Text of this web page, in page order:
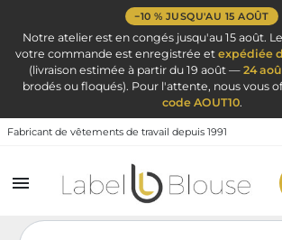
−10 % JUSQU'AU 15 AOÛT
Notre atelier est en congés jusqu'au 15 août.
votre commande est enregistrée et expédiée
(livraison estimée à partir du 19 août — 24
brodés ou floqués). Pour l'attente, nous vous
code AOUT10.
Fabricant de vêtements de travail depuis 1991

VÊTEMENTS DE
TENUES